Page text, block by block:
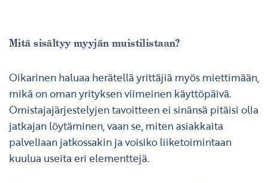
Mitä sisältyy myyjän muistilistaan?
Oikarinen haluaa herätellä yrittäjiä myös miettimään,
mikä on oman yrityksen viimeinen käyttöpäivä.
Omistajajärjestelyjen tavoitteen ei sinänsä pitäisi olla
jatkajan löytäminen, vaan se, miten asiakkaita
palvellaan jatkossakin ja voisiko liiketoimintaan
kuulua useita eri elementtejä.